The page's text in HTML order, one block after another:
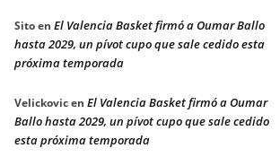
Sitoen El Valencia Basket firmó a Oumar Ballo
hasta 2029, un pívot cupo que sale cedido esta
próxima temporada
Velickovicen El Valencia Basket firmó a Oumar
Ballo hasta 2029, un pívot cupo que sale cedido
esta próxima temporada